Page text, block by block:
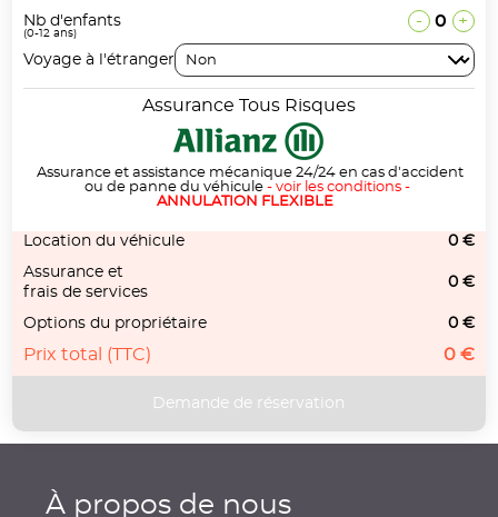
Nb d'enfants
(0-12 ans)
- 0 +
Voyage à l'étranger
Assurance Tous Risques
Assurance et assistance mécanique 24/24 en cas d'accident
ou de panne du véhicule - voir les conditions-
ANNULATION FLEXIBLE
Location du véhicule
0 €
Assurance et
frais de services
0 €
Options du propriétaire 0 €
Prix total (TTC) 0 €
À propos de nous